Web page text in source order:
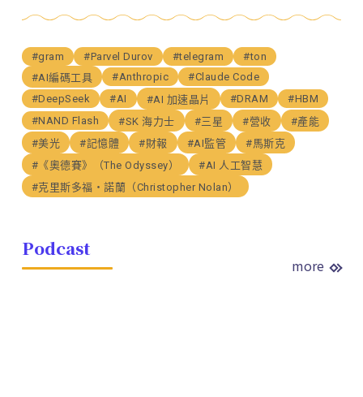
#gram #Parvel Durov #telegram
#ton
#AI編碼工具
#Anthropic
#Claude Code
#DeepSeek
#AI #AI 加速晶片 #DRAM
#HBM
#NAND Flash
#SK 海力士 #三星 #營收
#產能
#美光
#記憶體 #財報 #AI監管
#馬斯克
#《奧德賽》（The Odyssey）
#AI 人工智慧
#克里斯多福・諾蘭（Christopher Nolan）
Podcast
more